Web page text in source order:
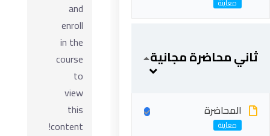
ثاني محاضرة مجانية
المحاضرة
and
enroll
in the
course
to
view
this
content!